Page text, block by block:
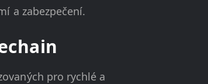
a zabezpečení.
pro rychlé a